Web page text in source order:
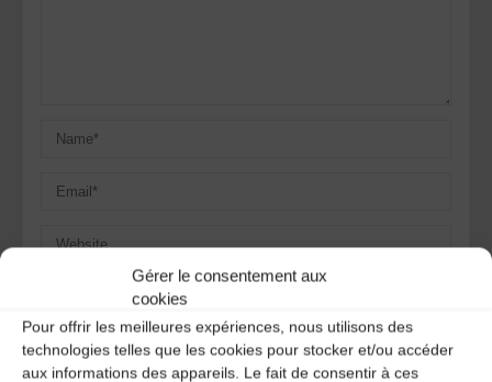
Gérer le consentement aux
cookies
Pour offrir les meilleures expériences, nous utilisons des
technologies telles que les cookies pour stocker et/ou accéder
aux informations des appareils. Le fait de consentir à ces
Save my name, email, and site URL in my browser for next
time I post a comment.